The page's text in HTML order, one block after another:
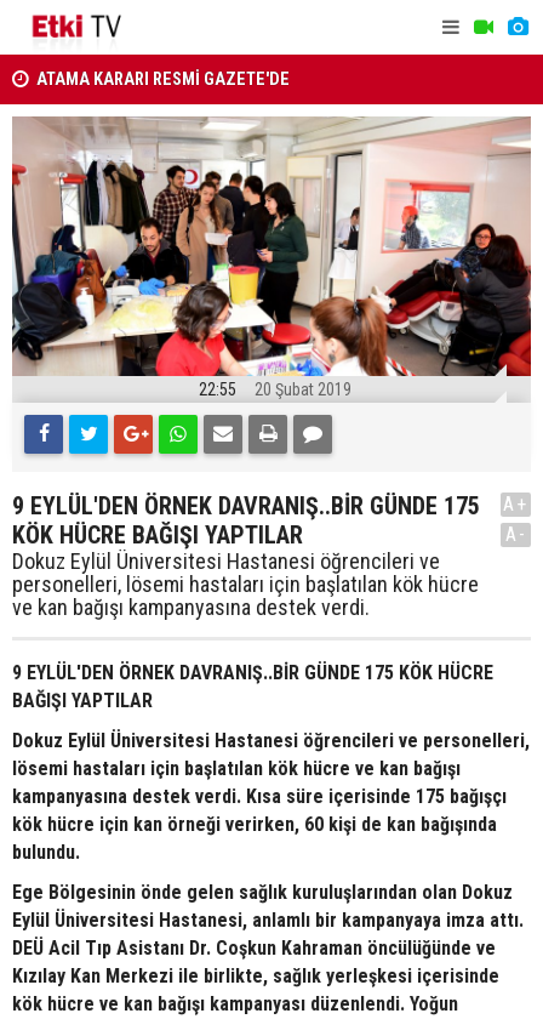
ATAMA KARARI RESMİ GAZETE'DE
Menderes Belediye Başkanı İlkay Çiçek görevden
uzaklaştırıldı aydınlatıldı
22:55 20 Şubat 2019
9 EYLÜL'DEN ÖRNEK DAVRANIŞ..BİR GÜNDE 175
KÖK HÜCRE BAĞIŞI YAPTILAR
Dokuz Eylül Üniversitesi Hastanesi öğrencileri ve
personelleri, lösemi hastaları için başlatılan kök hücre
ve kan bağışı kampanyasına destek verdi.
A+
A-
9 EYLÜL'DEN ÖRNEK DAVRANIŞ..BİR GÜNDE 175 KÖK HÜCRE
BAĞIŞI YAPTILAR
Dokuz Eylül Üniversitesi Hastanesi öğrencileri ve personelleri,
lösemi hastaları için başlatılan kök hücre ve kan bağışı
kampanyasına destek verdi. Kısa süre içerisinde 175 bağışçı
kök hücre için kan örneği verirken, 60 kişi de kan bağışında
bulundu.
Ege Bölgesinin önde gelen sağlık kuruluşlarından olan Dokuz
Eylül Üniversitesi Hastanesi, anlamlı bir kampanyaya imza attı.
DEÜ Acil Tıp Asistanı Dr. Coşkun Kahraman öncülüğünde ve
Kızılay Kan Merkezi ile birlikte, sağlık yerleşkesi içerisinde
kök hücre ve kan bağışı kampanyası düzenlendi. Yoğun